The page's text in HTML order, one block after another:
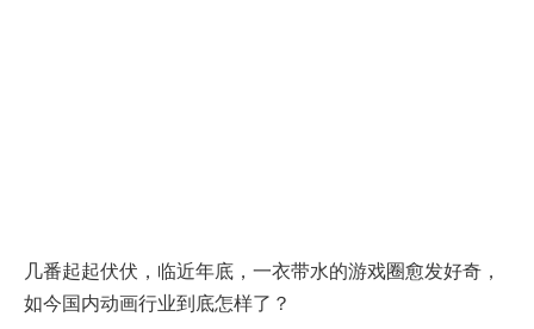
几番起起伏伏，临近年底，一衣带水的游戏圈愈发好奇，
如今国内动画行业到底怎样了？